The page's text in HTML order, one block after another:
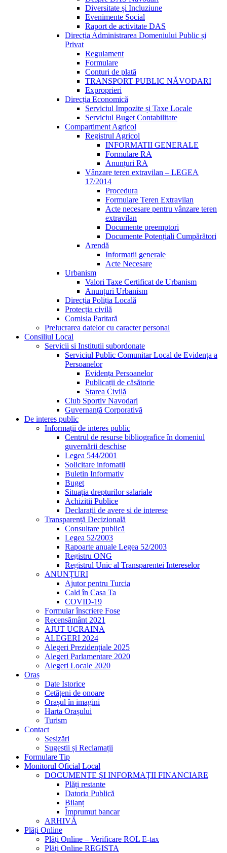
Diversitate și Incluziune
Evenimente Social
Raport de activitate DAS
Direcția Administrarea Domeniului Public și
Privat
Regulament
Formulare
Conturi de plată
TRANSPORT PUBLIC NĂVODARI
Exproprieri
Direcția Economică
Serviciul Impozite și Taxe Locale
Serviciul Buget Contabilitate
Compartiment Agricol
Registrul Agricol
INFORMATII GENERALE
Formulare RA
Anunțuri RA
Vânzare teren extravilan – LEGEA
17/2014
Procedura
Formulare Teren Extravilan
Acte necesare pentru vânzare teren
extravilan
Documente preemptori
Documente Potențiali Cumpărători
Arendă
Informații generale
Acte Necesare
Urbanism
Valori Taxe Certificat de Urbanism
Anunțuri Urbanism
Direcția Poliția Locală
Protecția civilă
Comisia Paritară
Prelucrarea datelor cu caracter personal
Consiliul Local
Servicii si Institutii subordonate
Serviciul Public Comunitar Local de Evidența a
Persoanelor
Evidența Persoanelor
Publicații de căsătorie
Starea Civilă
Club Sportiv Navodari
Guvernanță Corporativă
De interes public
Informații de interes public
Centrul de resurse bibliografice în domeniul
guvernării deschise
Legea 544/2001
Solicitare infomatii
Buletin Informativ
Buget
Situația drepturilor salariale
Achizitii Publice
Declarații de avere si de interese
Transparență Decizională
Consultare publică
Legea 52/2003
Rapoarte anuale Legea 52/2003
Registru ONG
Registrul Unic al Transparentei Intereselor
ANUNȚURI
Ajutor pentru Turcia
Cald în Casa Ta
COVID-19
Formular înscriere Fose
Recensământ 2021
AJUT UCRAINA
ALEGERI 2024
Alegeri Prezidențiale 2025
Alegeri Parlamentare 2020
Alegeri Locale 2020
Oraș
Date Istorice
Cetățeni de onoare
Orașul în imagini
Harta Orașului
Turism
Contact
Sesizări
Sugestii și Reclamații
Formulare Tip
Monitorul Oficial Local
DOCUMENTE ŞI INFORMAŢII FINANCIARE
Plăți restante
Datoria Publică
Bilanț
Împrumut bancar
ARHIVĂ
Plăți Online
Plăți Online – Verificare ROL E-tax
Plăți Online REGISTA